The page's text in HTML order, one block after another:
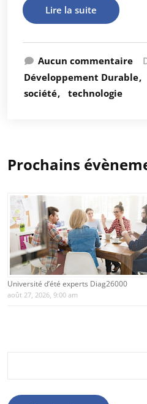
Lire la suite
Aucun commentaire
Développement Durable
société
technologie
Prochains
Université d’été experts Diag26000
août 27, 2026, 9:00 am